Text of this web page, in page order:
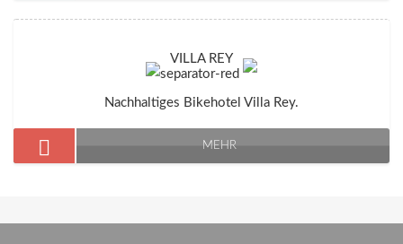
VILLA REY
Nachhaltiges Bikehotel Villa Rey.
MEHR